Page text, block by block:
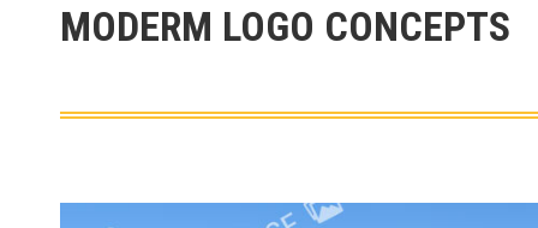
MODERM LOGO CONCEPTS